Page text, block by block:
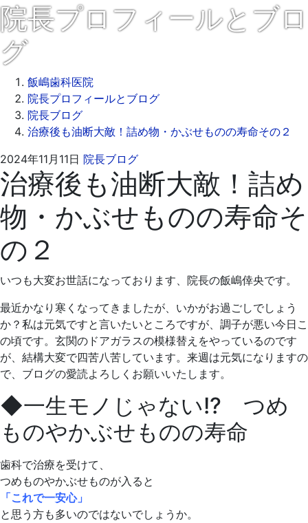
院長プロフィールとブロ
グ
飯嶋歯科医院
院長プロフィールとブログ
院長ブログ
治療後も油断大敵！詰め物・かぶせものの寿命その２
2024年11月11日 院長ブログ2024
年
11
11
飯
嶋
歯
医
治療後も油断大敵！詰め
物・かぶせものの寿命そ
の２
いつも大変お世話になっております、院長の飯嶋倖央です。
最近かなり寒くなってきましたが、いかがお過ごしでしょう
か？私は元気ですと言いたいところですが、調子が悪い今日こ
の頃です。玄関のドアガラスの模様替えをやっているのです
が、結構大変で四苦八苦しています。来週は元気になりますの
で、ブログの愛読よろしくお願いいたします。
◆一生モノじゃない!? つめ
ものやかぶせものの寿命
歯科で治療を受けて、
つめものやかぶせものが入ると
「これで一安心」
と思う方も多いのではないでしょうか。